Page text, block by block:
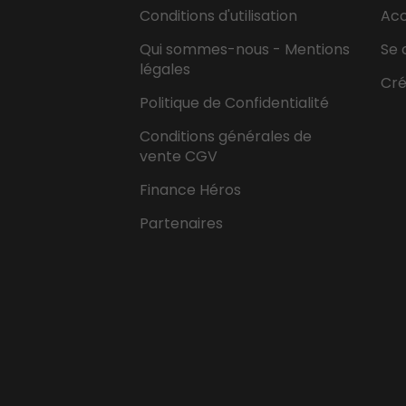
Conditions d'utilisation
Qui sommes-nous - Mentions
légales
Politique de Confidentialité
Conditions générales de
vente CGV
Finance Héros
Partenaires
Se